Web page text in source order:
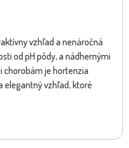
vzhľad a nenáročná
od pH pôdy, a nádhernými
chorobám je hortenzia
elegantný vzhľad, ktoré